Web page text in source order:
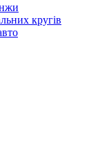
кругів